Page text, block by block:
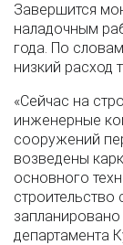
Завершится
наладочным
года. По
низкий расход
«Сейчас на
инженерные
сооружений
возведены
основного
запланировано
департамента